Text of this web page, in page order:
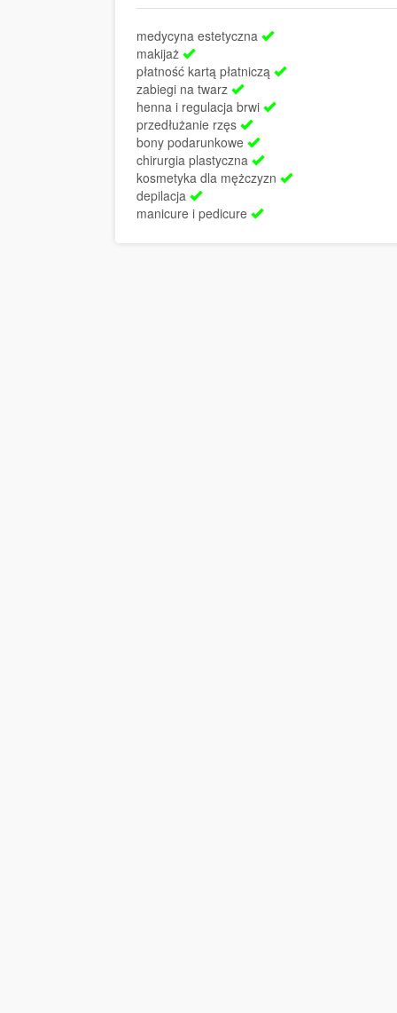
medycyna estetyczna
makijaż
płatność kartą płatniczą
zabiegi na twarz
henna i regulacja brwi
przedłużanie rzęs
bony podarunkowe
chirurgia plastyczna
kosmetyka dla mężczyzn
depilacja
manicure i pedicure